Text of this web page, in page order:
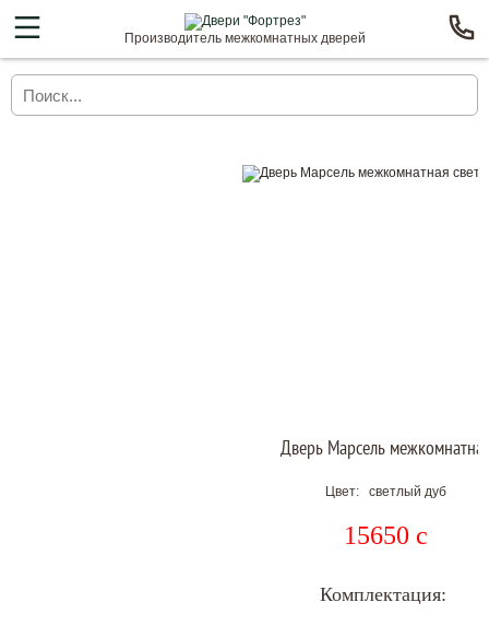
Производитель межкомнатных дверей
Дверь Марсель
Цвет: светлый дуб
15650 c
Комплектация: